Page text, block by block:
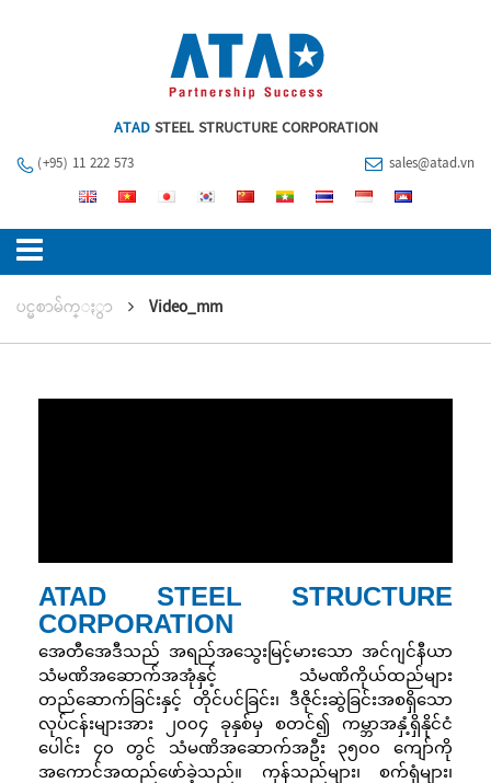
ATADSTEEL STRUCTURE CORPORATION
(+95) 11 222 573 sales@atad.vn
ပင္မစာမ်က္ႏွာ Video_mm
ATAD STEEL STRUCTURE
CORPORATION
အေတီအေဒီသည် အရည်အသွေးမြင့်မားသော အင်ဂျင်နီယာ
သံမဏိအဆောက်အအုံနှင့် သံမဏိကိုယ်ထည်များ
တည်ဆောက်ခြင်းနှင့် တိုင်ပင်ခြင်း၊ ဒီဇိုင်းဆွဲခြင်းအစရှိသော
လုပ်ငန်းများအား ၂၀၀၄ ခုနှစ်မှ စတင်၍ ကမ္ဘာအနှံ့ရှိနိုင်ငံ
ပေါင်း ၄၀ တွင် သံမဏိအဆောက်အဦး ၃၅၀၀ ကျော်ကို
အကောင်အထည်ဖော်ခဲ့သည်။ ကုန်သည်များ၊ စက်ရုံများ၊